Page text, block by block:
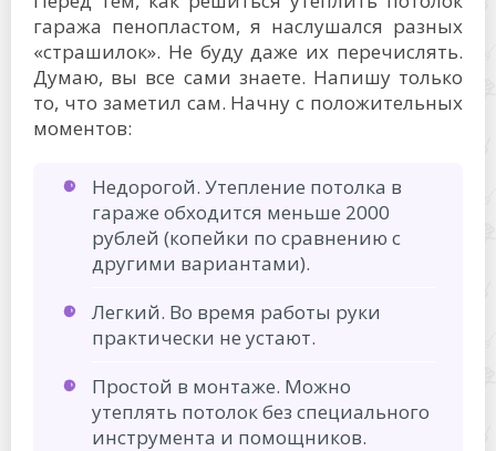
гаража пенопластом, я наслушался разных
«страшилок». Не буду даже их перечислять.
Думаю, вы все сами знаете. Напишу только
то, что заметил сам. Начну с положительных
моментов:
Недорогой. Утепление потолка в
гараже обходится меньше 2000
рублей (копейки по сравнению с
другими вариантами).
Легкий. Во время работы руки
практически не устают.
Простой в монтаже. Можно
утеплять потолок без специального
инструмента и помощников.